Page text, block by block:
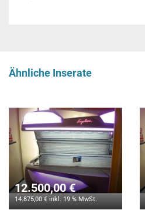
Ähnliche Inserate
12.500,00 €
14.875,00 € inkl. 19 % MwSt.